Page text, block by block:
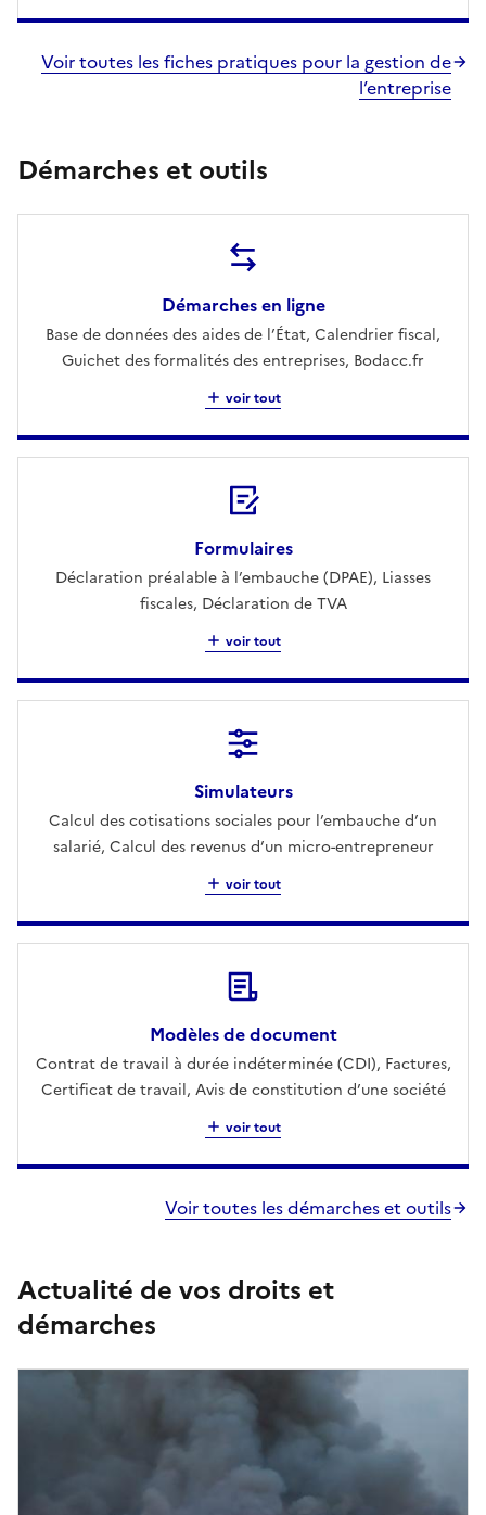
Voir toutes les fiches pratiques pour la gestion de
l’entreprise
Démarches et outils
Démarches en ligne
Base de données des aides de l’État, Calendrier fiscal,
Guichet des formalités des entreprises, Bodacc.fr
voir tout
Formulaires
Déclaration préalable à l’embauche (DPAE), Liasses
fiscales, Déclaration de TVA
voir tout
Simulateurs
Calcul des cotisations sociales pour l’embauche d’un
salarié, Calcul des revenus d’un micro-entrepreneur
voir tout
Modèles de document
Contrat de travail à durée indéterminée (CDI), Factures,
Certificat de travail, Avis de constitution d’une société
voir tout
Voir toutes les démarches et outils
Actualité de vos droits et
démarches